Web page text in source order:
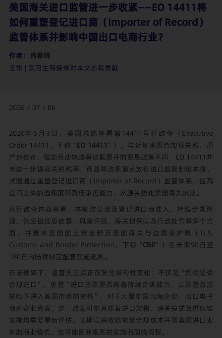
美国海关进口监管进一步收紧——EO 14411将
如何重塑登记进口商（Importer of Record）
监管体系并影响中国出口电商行业？
作者： 肖春晖
王华 | 实习生邹焕琳对本文亦有贡献
2026 / 07 / 06
2026年6月3日，美国总统签署第14411号行政令（Executive
Order 14411，下称“EO 14411 ”）。与近年来围绕加征关税、原
产地核查、强迫劳动执法等议题展开的贸易政策不同，EO 14411并
未进一步提高关税税率，而是将改革重点放在进口监管制度本身，
试图通过重塑登记进口商（Importer of Record）监管体系，提高
进口主体的透明度和责任承担能力，从源头强化美国海关执法。
从行政令内容来看，本轮改革涉及登记进口商准入、持续合规管
理、供应链信息披露、风险评级、海关担保以及行政处罚等多个方
面，并要求美国国土安全部及美国海关与边境保护局（U.S.
Customs and Border Protection，下称“CBP”）在未来90日至
180日内陆续制定配套实施规则。
在该框架下，监管关注点正在发生结构性变化：不仅是“货物是否
合规进口”，更是“进口主体是否具备持续合规能力，以及是否应
被赋予进入美国市场的资格”。对于大量中国出海企业、出口电子
商务企业而言，这一改革可能意味着进口架构、清关模式及供应链
安排均需要重新评估。长期以来依赖较低合规成本开展美国进口业
务的商业模式，也可能因新规则的实施而面临调整。